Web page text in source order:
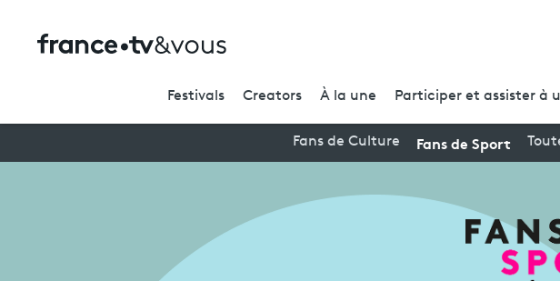
Festivals Creators À la une Participer et assister à
Fans de Culture Fans de Sport